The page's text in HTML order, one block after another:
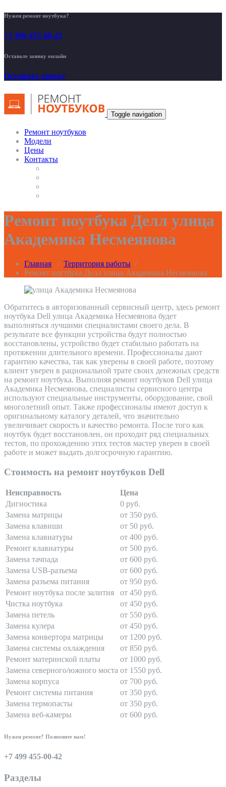
Нужен ремонт ноутбука?
+7 499 455-00-42
Оставьте заявку онлайн
Оставить заявку
Toggle navigation
Ремонт ноутбуков
Модели
Цены
Контакты
Ремонт ноутбука Делл улица
Академика Несмеянова
Главная / Территория работы /
Ремонт ноутбука Делл улица Академика Несмеянова
Обратитесь в авторизованный сервисный центр, здесь ремонт
ноутбука Dell улица Академика Несмеянова будет
выполняться лучшими специалистами своего дела. В
результате все функции устройства будут полностью
восстановлены, устройство будет стабильно работать на
протяжении длительного времени. Профессионалы дают
гарантию качества, так как уверены в своей работе, поэтому
клиент уверен в рациональной трате своих денежных средств
на ремонт ноутбука. Выполняя ремонт ноутбуков Dell улица
Академика Несмеянова, специалисты сервисного центра
используют специальные инструменты, оборудование, свой
многолетний опыт. Также профессионалы имеют доступ к
оригинальному каталогу деталей, что значительно
увеличивает скорость и качество ремонта. После того как
ноутбук будет восстановлен, он проходит ряд специальных
тестов, по прохождению этих тестов мастер уверен в своей
работе и может выдать долгосрочную гарантию.
Стоимость на ремонт ноутбуков Dell
Неисправность
Цена
Дигностика
0 руб.
Замена матрицы
от 350 руб.
Замена клавиши
от 50 руб.
Замена клавиатуры
от 400 руб.
Ремонт клавиатуры
от 500 руб.
Замена тачпада
от 600 руб.
Замена USB-разъема
от 600 руб.
Замена разъема питания
от 950 руб.
Ремонт ноутбука после залития
от 450 руб.
Чистка ноутбука
от 450 руб.
Замена петель
от 550 руб.
Замена кулера
от 450 руб.
Замена конвертора матрицы
от 1200 руб.
Замена системы охлаждения
от 850 руб.
Ремонт материнской платы
от 1000 руб.
Замена северного/южного моста от 1550 руб.
Замена корпуса
от 700 руб.
Ремонт системы питания
от 350 руб.
Замена термопасты
от 350 руб.
Замена веб-камеры
от 600 руб.
Нужен ремонт? Позвоните нам!
+7 499 455-00-42
Разделы